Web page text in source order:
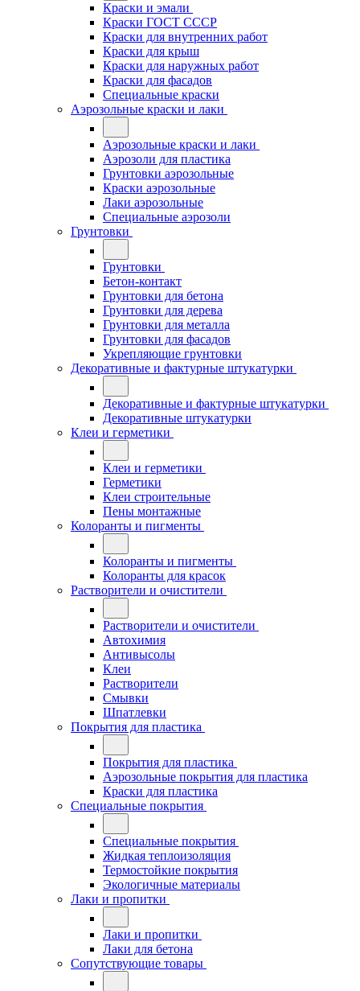
Краски и эмали
Краски ГОСТ СССР
Краски для внутренних работ
Краски для крыш
Краски для наружных работ
Краски для фасадов
Специальные краски
Аэрозольные краски и лаки
Аэрозольные краски и лаки
Аэрозоли для пластика
Грунтовки аэрозольные
Краски аэрозольные
Лаки аэрозольные
Специальные аэрозоли
Грунтовки
Грунтовки
Бетон-контакт
Грунтовки для бетона
Грунтовки для дерева
Грунтовки для металла
Грунтовки для фасадов
Укрепляющие грунтовки
Декоративные и фактурные штукатурки
Декоративные и фактурные штукатурки
Декоративные штукатурки
Клеи и герметики
Клеи и герметики
Герметики
Клеи строительные
Пены монтажные
Колоранты и пигменты
Колоранты и пигменты
Колоранты для красок
Растворители и очистители
Растворители и очистители
Автохимия
Антивысолы
Клеи
Растворители
Смывки
Шпатлевки
Покрытия для пластика
Покрытия для пластика
Аэрозольные покрытия для пластика
Краски для пластика
Специальные покрытия
Специальные покрытия
Жидкая теплоизоляция
Термостойкие покрытия
Экологичные материалы
Лаки и пропитки
Лаки и пропитки
Лаки для бетона
Сопутствующие товары